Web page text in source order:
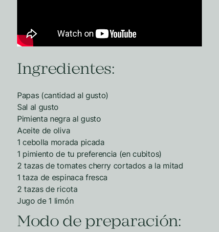
Ingredientes:
Papas (cantidad al gusto)
Sal al gusto
Pimienta negra al gusto
Aceite de oliva
1 cebolla morada picada
1 pimiento de tu preferencia (en cubitos)
2 tazas de tomates cherry cortados a la mitad
1 taza de espinaca fresca
2 tazas de ricota
Jugo de 1 limón
Modo de preparación: